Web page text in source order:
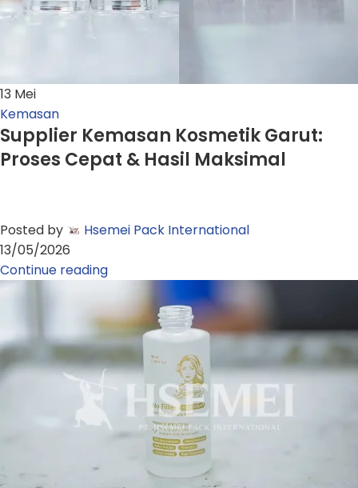
13 Mei
Kemasan
Supplier Kemasan Kosmetik Garut:
Proses Cepat & Hasil Maksimal
Posted by
Hsemei Pack International
13/05/2026
Continue reading